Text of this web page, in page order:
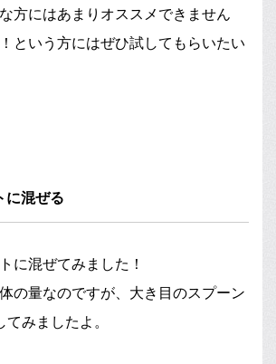
方にはあまりオススメできません
という方にはぜひ試してもらいたい
混ぜる
に混ぜてみました！
の量なのですが、大き目のスプーン
みましたよ。